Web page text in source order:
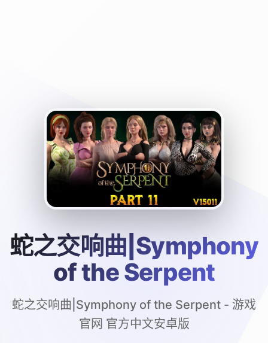
蛇之交响曲|Symphony
of the Serpent
蛇之交响曲|Symphony of the Serpent - 游戏
官网 官方中文安卓版